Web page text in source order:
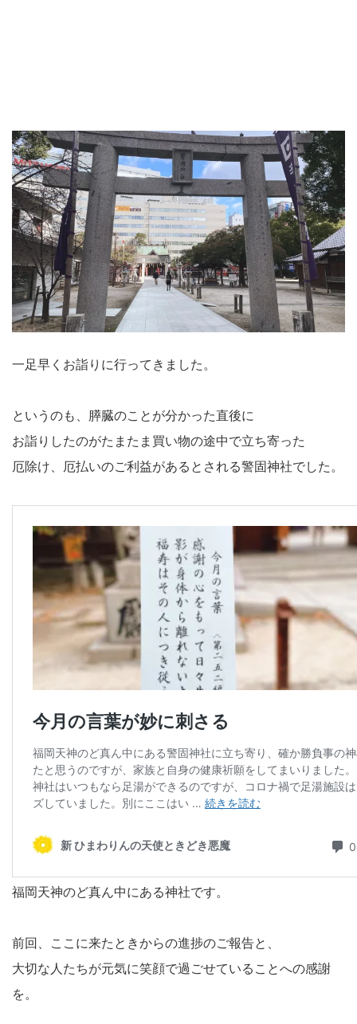
一足早くお詣りに行ってきました。
というのも、膵臓のことが分かった直後に
お詣りしたのがたまたま買い物の途中で立ち寄った
厄除け、厄払いのご利益があるとされる警固神社でした。
福岡天神のど真ん中にある神社です。
前回、ここに来たときからの進捗のご報告と、
大切な人たちが元気に笑顔で過ごせていることへの感謝
を。